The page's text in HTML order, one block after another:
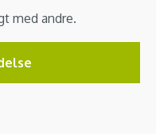
med andre.